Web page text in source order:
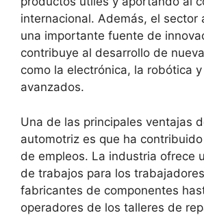
internacional. Además, el sector
una importante fuente de
contribuye al desarrollo de
como la electrónica, la robótica
avanzados.
Una de las principales ventajas
automotriz es que ha
de empleos. La industria ofrece
de trabajos para los
fabricantes de componentes
operadores de los talleres de